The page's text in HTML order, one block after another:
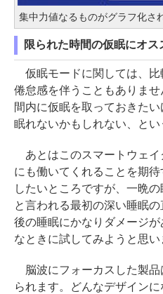
集中力値なるものがグラフ化さ
限られた時間の仮眠にオス
仮眠モードに関しては、比
倦怠感を伴うこともありま
間内に仮眠を取っておきた
眠れないかもしれない、とい
あとはこのスマートウェイ
にも働いてくれることを期
したいところですが、一晩
と言われる最初の深い睡眠
後の睡眠にかなりダメージ
なときに試してみようと思い
脳波にフォーカスした製品
られます。どんなデザイン